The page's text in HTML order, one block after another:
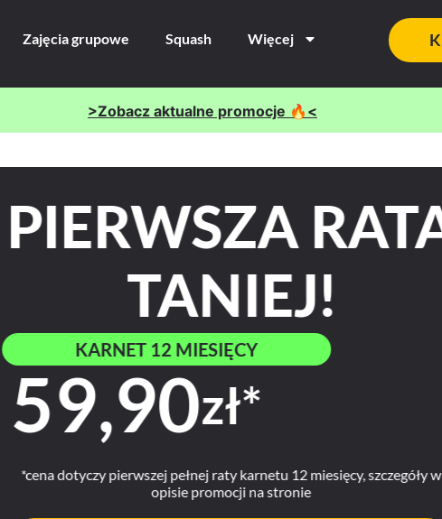
Zajęcia grupowe Squash Więcej
>Zobacz aktualne promocje 🔥<
-50zł NA PIEWRSZY
Przeglądaj
kalendarz